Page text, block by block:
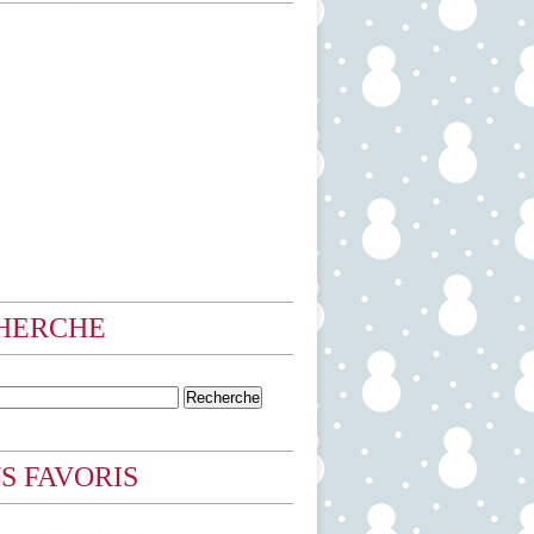
FAVORIS